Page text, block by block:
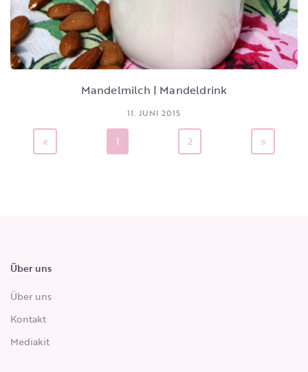
Mandelmilch | Mandeldrink
11. JUNI 2015
« 1 2 »
Über uns
Über uns
Kontakt
Mediakit